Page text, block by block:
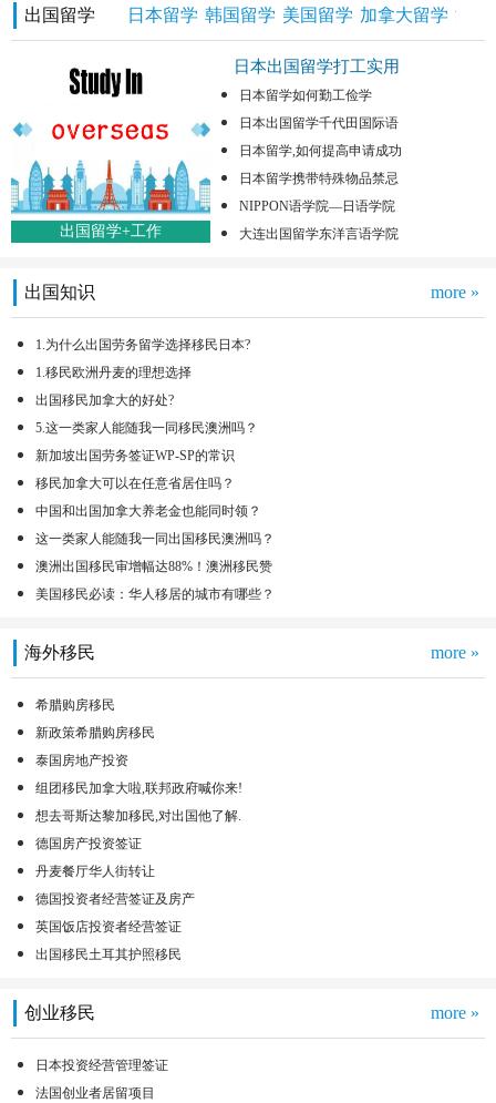
出国留学 日本留学 韩国留学 美国留学 加拿大留学 澳洲
出国留学+工作
日本出国留学打工实用
日本留学如何勤工俭学
日本出国留学千代田国际语
日本留学,如何提高申请成功
日本留学携带特殊物品禁忌
NIPPON语学院—日语学院
大连出国留学东洋言语学院
出国知识 more »
1.为什么出国劳务留学选择移民日本?
1.移民欧洲丹麦的理想选择
出国移民加拿大的好处?
5.这一类家人能随我一同移民澳洲吗？
新加坡出国劳务签证WP-SP的常识
移民加拿大可以在任意省居住吗？
中国和出国加拿大养老金也能同时领？
这一类家人能随我一同出国移民澳洲吗？
澳洲出国移民审增幅达88%！澳洲移民赞
美国移民必读：华人移居的城市有哪些？
海外移民 more »
希腊购房移民
新政策希腊购房移民
泰国房地产投资
组团移民加拿大啦,联邦政府喊你来!
想去哥斯达黎加移民,对出国他了解.
德国房产投资签证
丹麦餐厅华人街转让
德国投资者经营签证及房产
英国饭店投资者经营签证
出国移民土耳其护照移民
创业移民 more »
日本投资经营管理签证
法国创业者居留项目